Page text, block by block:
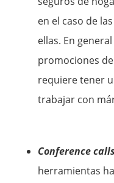
en el caso de
ellas. En
promociones
requiere tener
trabajar con
Conference
herramientas